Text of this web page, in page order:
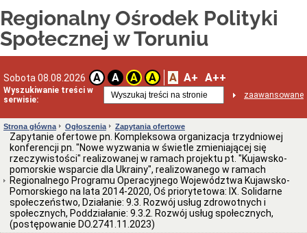
Regionalny Ośrodek Polityki
Społecznej w Toruniu
Sobota 08.08.2026 A A A A A A+ A++
Wyszukiwanie treści w
serwisie:
zaawansowane
adresowe
Kierownictwo
Regulamin
organizacyjny
Struktura
Obsługa
osób
Kodeks
etyki
pracownika
ROPS
Ewidencje
rejestry
Bank
danych
Strona główna Ogłoszenia Zapytania ofertowe
Zapytanie ofertowe pn. Kompleksowa organizacja trzydniowej
konferencji pn. "Nowe wyzwania w świetle zmieniającej się
rzeczywistości" realizowanej w ramach projektu pt. "Kujawsko-
pomorskie wsparcie dla Ukrainy", realizowanego w ramach
Regionalnego Programu Operacyjnego Województwa Kujawsko-
Pomorskiego na lata 2014-2020, Oś priorytetowa: IX. Solidarne
społeczeństwo, Działanie: 9.3. Rozwój usług zdrowotnych i
społecznych, Poddziałanie: 9.3.2. Rozwój usług społecznych,
(postępowanie DO.2741.11.2023)